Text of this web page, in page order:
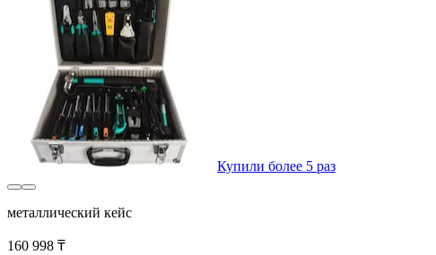
Купили более 5 раз
металлический кейс
160 998 ₸